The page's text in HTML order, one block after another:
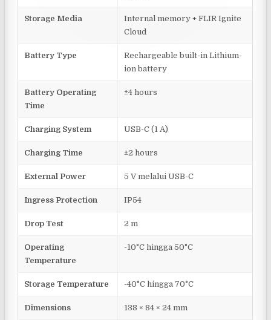
Storage Media
Internal memory + FLIR Ignite
Cloud
Battery Type
Rechargeable built-in Lithium-
ion battery
Battery Operating
Time
±4 hours
Charging System USB-C (1 A)
Charging Time ±2 hours
External Power 5 V melalui USB-C
Ingress Protection IP54
Drop Test 2 m
Operating
Temperature
-10°C hingga 50°C
Storage Temperature -40°C hingga 70°C
Dimensions 138 × 84 × 24 mm